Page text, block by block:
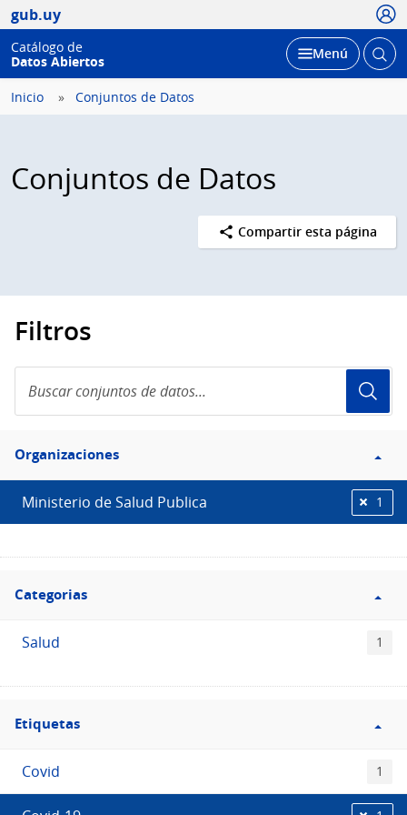
gub.uy
Catálogo de
Datos Abiertos
Desplegar
Menú Abrir
Inicio Conjuntos de Datos
Conjuntos de Datos
Compartir esta página
Filtros
conjuntos
de
Filtro
Organizaciones
Organizaciones
Ministerio de Salud Publica 1
Filtro
Categorias
Categorias
Salud 1
Filtro
Etiquetas
Etiquetas
Covid 1